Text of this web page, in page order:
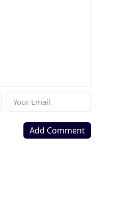
Add Comment